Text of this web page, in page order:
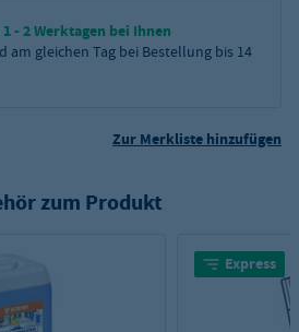
- 2 Werktagen bei Ihnen
am gleichen Tag bei Bestellung bis 14
Zur Merkliste hinzufügen
zum Produkt
Express